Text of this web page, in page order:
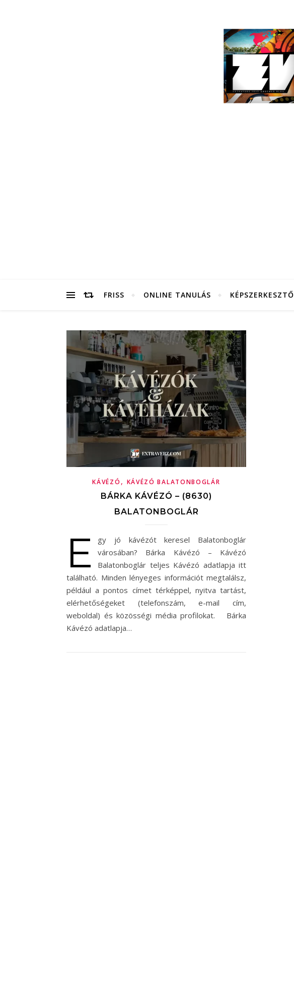
FRISS ONLINE TANULÁS KÉPSZERKESZTŐ
KÁVÉZÓ , KÁVÉZÓ BALATONBOGLÁR
BÁRKA KÁVÉZÓ – (8630)
BALATONBOGLÁR
E
gy jó kávézót keresel Balatonboglár
városában? Bárka Kávézó – Kávézó
Balatonboglár teljes Kávézó adatlapja itt
található. Minden lényeges információt megtalálsz,
például a pontos címet térképpel, nyitva tartást,
elérhetőségeket (telefonszám, e-mail cím,
weboldal) és közösségi média profilokat. Bárka
Kávézó adatlapja…